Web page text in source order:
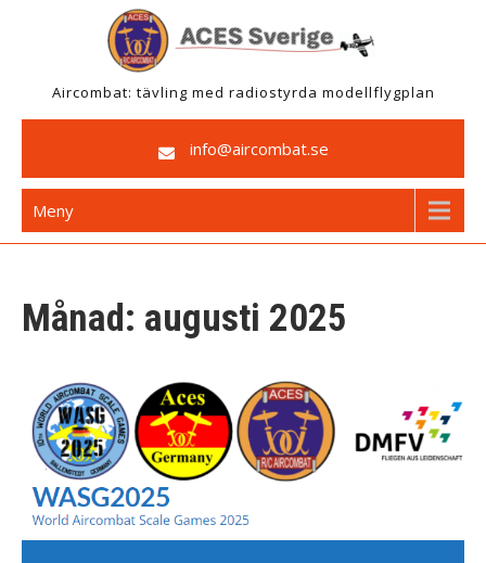
Aircombat: tävling med radiostyrda modellflygplan
info@aircombat.se
Meny
Månad: augusti 2025